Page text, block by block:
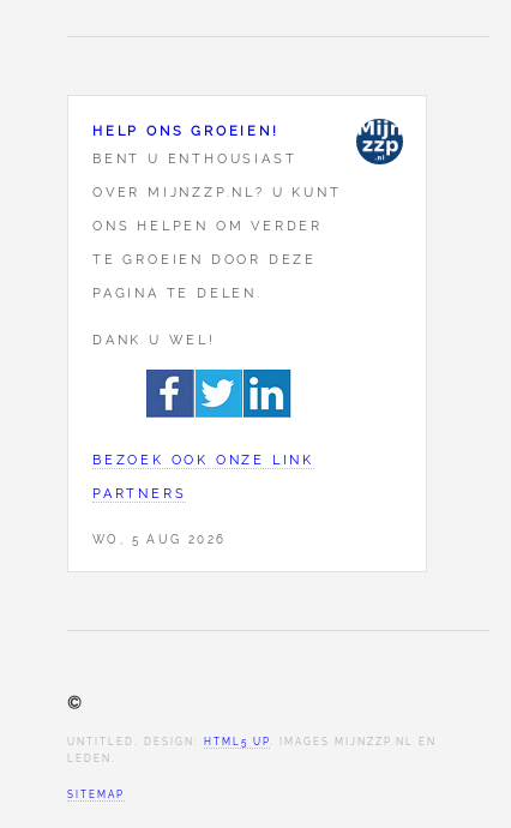
HELP ONS GROEIEN!
BENT U ENTHOUSIAST
OVER MIJNZZP.NL? U KUNT
ONS HELPEN OM VERDER
TE GROEIEN DOOR DEZE
PAGINA TE DELEN.
DANK U WEL!
BEZOEK OOK ONZE LINK
PARTNERS
WO, 5 AUG 2026
©
UNTITLED. DESIGN: HTML5 UP. IMAGES MIJNZZP.NL EN
LEDEN.
SITEMAP